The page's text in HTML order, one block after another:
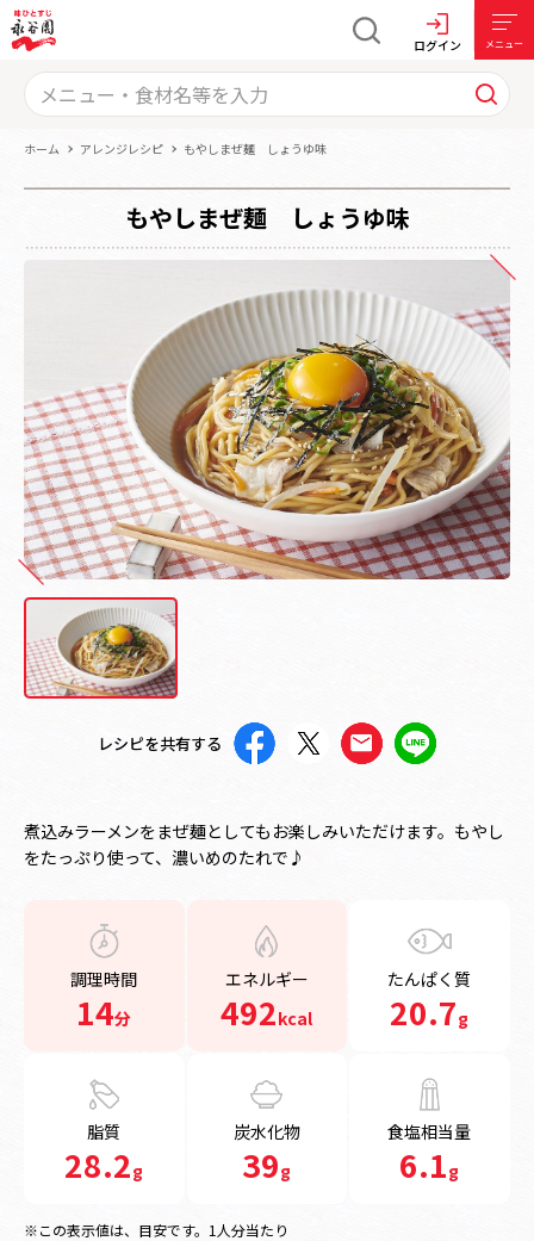
ログイン メニュー
ホーム アレンジレシピ もやしまぜ麺 しょうゆ味
もやしまぜ麺 しょうゆ味
レシピを共有する
煮込みラーメンをまぜ麺としてもお楽しみいただけます。もやし
をたっぷり使って、濃いめのたれで♪
調理時間
14分
エネルギー
492kcal
たんぱく質
20.7g
脂質
28.2g
炭水化物
39g
食塩相当量
6.1g
※この表示値は、目安です。1人分当たり